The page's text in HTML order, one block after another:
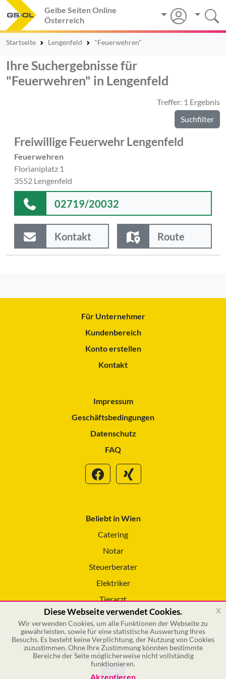
Gelbe Seiten Online
Österreich
Startseite Lengenfeld "Feuerwehren"
Ihre Suchergebnisse für
"Feuerwehren" in Lengenfeld
Treffer: 1 Ergebnis
Suchfilter
Freiwillige Feuerwehr Lengenfeld
Feuerwehren
Florianiplatz 1
3552 Lengenfeld
02719/20032
Kontakt Route
Für Unternehmer
Kundenbereich
Konto erstellen
Kontakt
Impressum
Geschäftsbedingungen
Datenschutz
FAQ
Beliebt in Wien
Catering
Notar
Steuerberater
Elektriker
Tierarzt
Reinigungsservice
© 2026 GSOL – Online Marketing GmbH
Diese Webseite verwendet Cookies.
Wir verwenden Cookies, um alle Funktionen der Webseite zu
gewährleisten, sowie für eine statistische Auswertung Ihres
Besuchs. Es besteht keine Verplichtung, der Nutzung von Cookies
zuzustimmen. Ohne Ihre Zustimmung könnten bestimmte
Bereiche der Seite möglicherweise nicht vollständig
funktionieren.
Akzeptieren
x